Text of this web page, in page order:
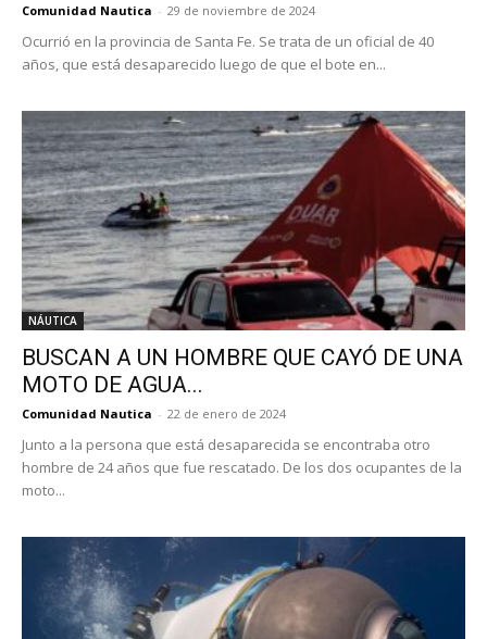
Comunidad Nautica - 29 de noviembre de 2024
Ocurrió en la provincia de Santa Fe. Se trata de un oficial de 40
años, que está desaparecido luego de que el bote en...
NÁUTICA
BUSCAN A UN HOMBRE QUE CAYÓ DE UNA
MOTO DE AGUA...
Comunidad Nautica - 22 de enero de 2024
Junto a la persona que está desaparecida se encontraba otro
hombre de 24 años que fue rescatado. De los dos ocupantes de la
moto...